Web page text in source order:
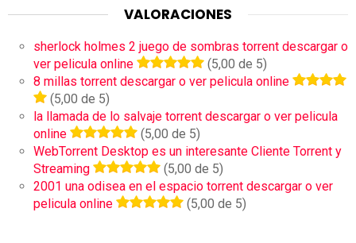
VALORACIONES
sherlock holmes 2 juego de sombras torrent descargar o
ver pelicula online
(5,00 de 5)
8 millas torrent descargar o ver pelicula online
(5,00 de 5)
la llamada de lo salvaje torrent descargar o ver pelicula
online
(5,00 de 5)
WebTorrent Desktop es un interesante Cliente Torrent y
Streaming
(5,00 de 5)
2001 una odisea en el espacio torrent descargar o ver
pelicula online
(5,00 de 5)